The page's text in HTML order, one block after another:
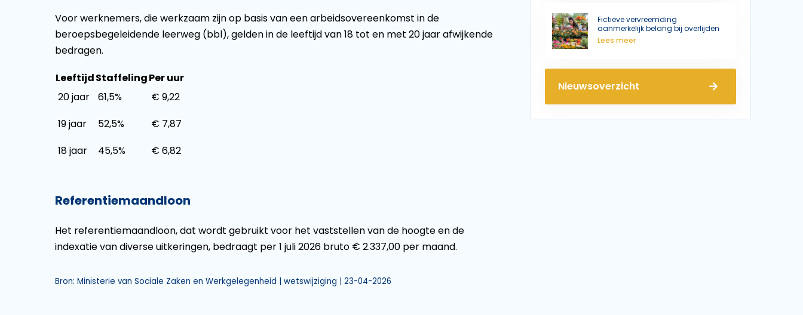
Voor werknemers, die werkzaam zijn op basis van een arbeidsovereenkomst in de
beroepsbegeleidende leerweg (bbl), gelden in de leeftijd van 18 tot en met 20 jaar afwijkende
bedragen.
LeeftijdStaffelingPer uur
20 jaar
61,5%
€ 9,22
19 jaar
52,5%
€ 7,87
18 jaar
45,5% € 6,82
Referentiemaandloon
Het referentiemaandloon, dat wordt gebruikt voor het vaststellen van de hoogte en de
indexatie van diverse uitkeringen, bedraagt per 1 juli 2026 bruto € 2.337,00 per maand.
Bron: Ministerie van Sociale Zaken en Werkgelegenheid | wetswijziging | 23-04-2026
Fictieve vervreemding
aanmerkelijk belang bij overlijden
Lees meer
Nieuwsoverzicht